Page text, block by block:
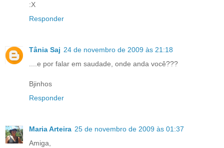
:X
Responder
Tânia Saj 24 de novembro de 2009 às 21:18
....e por falar em saudade, onde anda você???
Bjinhos
Responder
Maria Arteira 25 de novembro de 2009 às 01:37
Amiga,